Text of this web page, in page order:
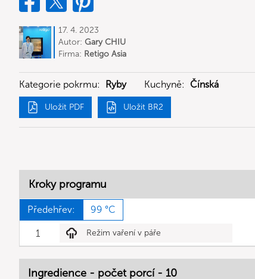
17. 4. 2023
Autor: Gary CHIU
Firma: Retigo Asia
Kategorie pokrmu: Ryby Kuchyně: Čínská
Uložit PDF Uložit BR2
Kroky programu
Předehřev: 99 °C
1 Režim vaření v páře
Ingredience - počet porcí - 10